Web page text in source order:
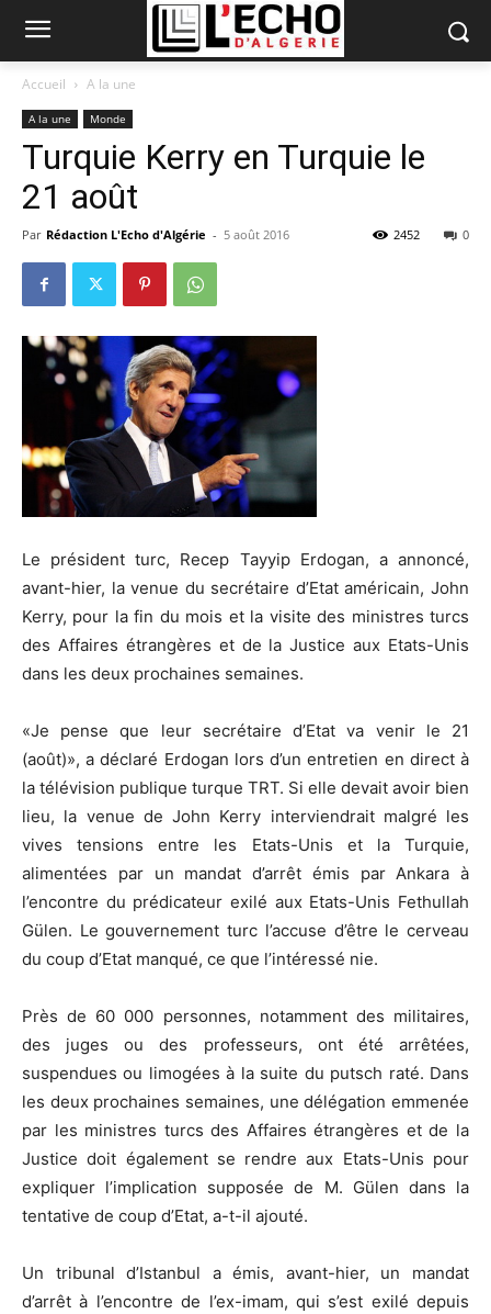
Accueil A la une
A la une Monde
Turquie Kerry en Turquie le
21 août
Par Rédaction L'Echo d'Algérie - 5 août 2016 0
2452
Le président turc, Recep Tayyip Erdogan, a annoncé,
avant-hier, la venue du secrétaire d’Etat américain, John
Kerry, pour la fin du mois et la visite des ministres turcs
des Affaires étrangères et de la Justice aux Etats-Unis
dans les deux prochaines semaines.
«Je pense que leur secrétaire d’Etat va venir le 21
(août)», a déclaré Erdogan lors d’un entretien en direct à
la télévision publique turque TRT. Si elle devait avoir bien
lieu, la venue de John Kerry interviendrait malgré les
vives tensions entre les Etats-Unis et la Turquie,
alimentées par un mandat d’arrêt émis par Ankara à
l’encontre du prédicateur exilé aux Etats-Unis Fethullah
Gülen. Le gouvernement turc l’accuse d’être le cerveau
du coup d’Etat manqué, ce que l’intéressé nie.
Près de 60 000 personnes, notamment des militaires,
des juges ou des professeurs, ont été arrêtées,
suspendues ou limogées à la suite du putsch raté. Dans
les deux prochaines semaines, une délégation emmenée
par les ministres turcs des Affaires étrangères et de la
Justice doit également se rendre aux Etats-Unis pour
expliquer l’implication supposée de M. Gülen dans la
tentative de coup d’Etat, a-t-il ajouté.
Un tribunal d’Istanbul a émis, avant-hier, un mandat
d’arrêt à l’encontre de l’ex-imam, qui s’est exilé depuis